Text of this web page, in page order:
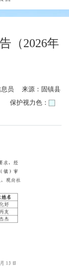
（2026年
息员 来源：固镇县
保护视力色：